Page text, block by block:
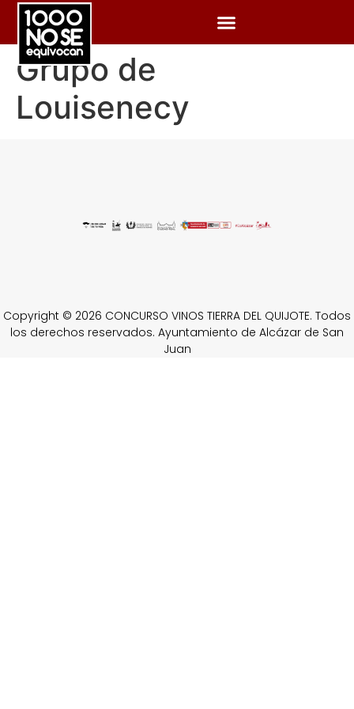
Grupo de
Louisenecy
Copyright © 2026 CONCURSO VINOS TIERRA DEL QUIJOTE. Todos
los derechos reservados. Ayuntamiento de Alcázar de San
Juan